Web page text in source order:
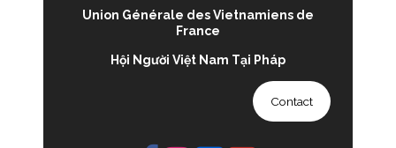
Union Générale des Vietnamiens de
France
Hội Người Việt Nam Tại Pháp
Contact